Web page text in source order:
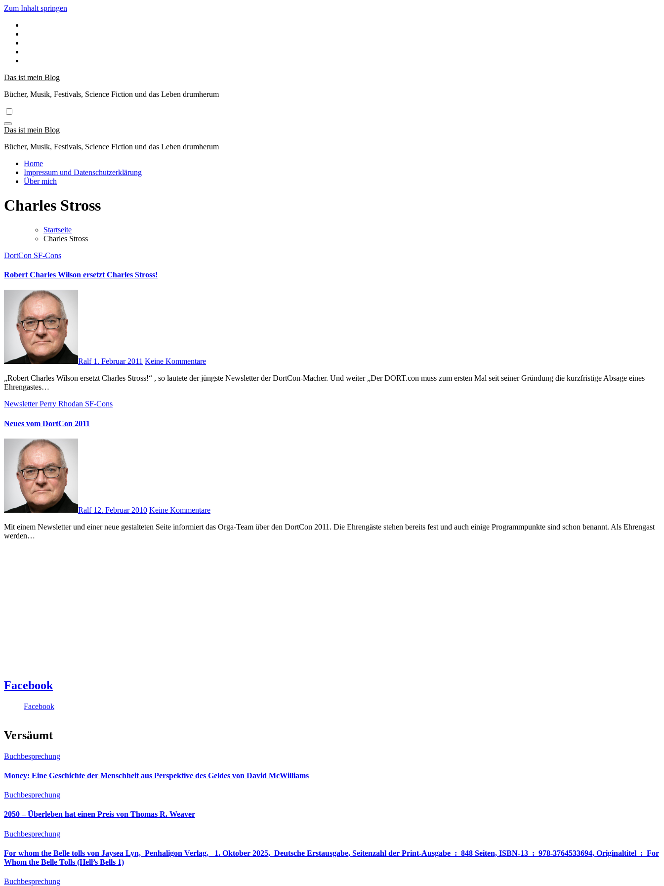
Zum Inhalt springen
Das ist mein Blog
Bücher, Musik, Festivals, Science Fiction und das Leben drumherum
Das ist mein Blog
Bücher, Musik, Festivals, Science Fiction und das Leben drumherum
Home
Impressum und Datenschutzerklärung
Über mich
Charles Stross
Startseite
Charles Stross
DortCon SF-Cons
Robert Charles Wilson ersetzt Charles Stross!
Ralf 1. Februar 2011 Keine Kommentare
„Robert Charles Wilson ersetzt Charles Stross!“ , so lautete der jüngste Newsletter der DortCon-Macher. Und weiter „Der DORT.con muss zum ersten Mal seit seiner Gründung die kurzfristige Absage eines
Ehrengastes…
NewsletterPerry Rhodan SF-Cons
Neues vom DortCon 2011
Ralf 12. Februar 2010 Keine Kommentare
Mit einem Newsletter und einer neue gestalteten Seite informiert das Orga-Team über den DortCon 2011. Die Ehrengäste stehen bereits fest und auch einige Programmpunkte sind schon benannt. Als Ehrengast
werden…
Facebook
Facebook
Versäumt
Buchbesprechung
Money: Eine Geschichte der Menschheit aus Perspektive des Geldes von David McWilliams
Buchbesprechung
2050 – Überleben hat einen Preis von Thomas R. Weaver
Buchbesprechung
For whom the Belle tolls von Jaysea Lyn, ‎ Penhaligon Verlag, ‎ 1. Oktober 2025, ‎ Deutsche Erstausgabe, Seitenzahl der Print-Ausgabe ‏ : ‎ 848 Seiten, ISBN-13 ‏ : ‎ 978-3764533694, Originaltitel ‏ : ‎ For
Whom the Belle Tolls (Hell’s Bells 1)
Buchbesprechung